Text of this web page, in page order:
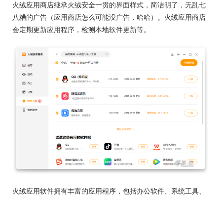
火绒应用商店继承火绒安全一贯的界面样式，简洁明了，无乱七
八糟的广告（应用商店怎么可能没广告，哈哈）。火绒应用商店
会定期更新应用程序，检测本地软件更新等。
火绒应用软件拥有丰富的应用程序，包括办公软件、系统工具、